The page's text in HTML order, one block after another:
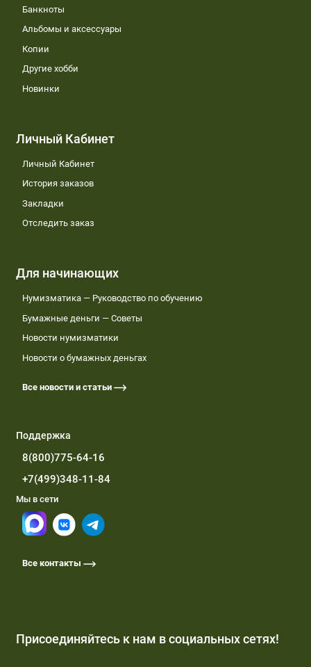
Банкноты
Альбомы и аксессуары
Копии
Другие хобби
Новинки
Личный Кабинет
Личный Кабинет
История заказов
Закладки
Отследить заказ
Для начинающих
Нумизматика — Руководство по обучению
Бумажные деньги — Советы
Новости нумизматики
Новости о бумажных деньгах
Все новости и статьи
Поддержка
8(800)775-64-16
+7(499)348-11-84
Мы в сети
Все контакты
Присоединяйтесь к нам в социальных сетях!